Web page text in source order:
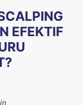
EFEKTIF